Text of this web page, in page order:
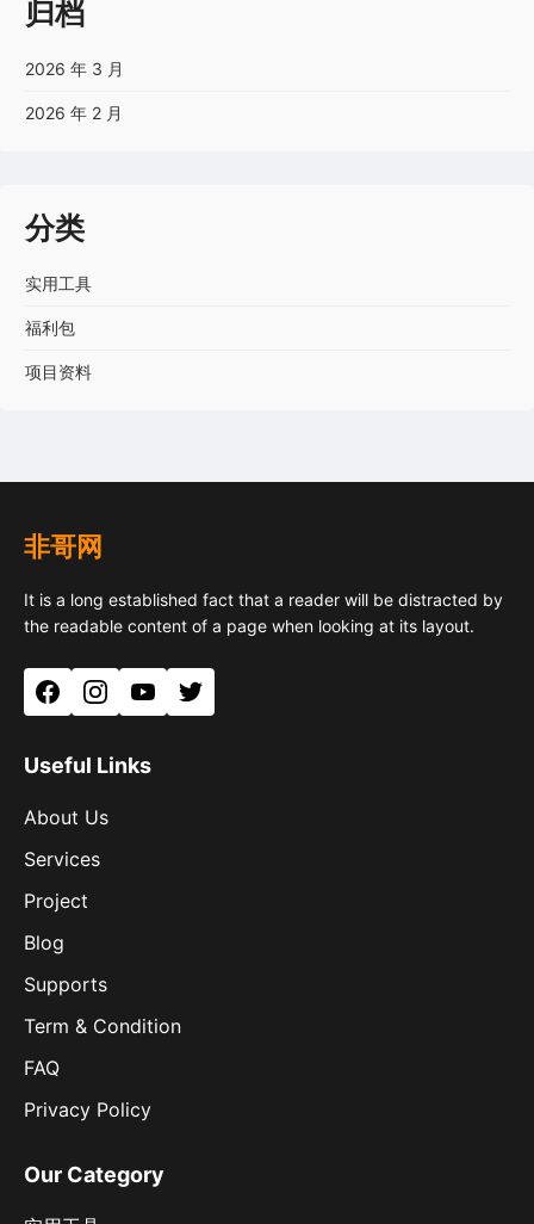
归档
2026 年 3 月
2026 年 2 月
分类
实用工具
福利包
项目资料
非哥网
It is a long established fact that a reader will be distracted by
the readable content of a page when looking at its layout.
FacebookInstagramYouTubeTwitter
Useful Links
About Us
Services
Project
Blog
Supports
Term & Condition
FAQ
Privacy Policy
Our Category